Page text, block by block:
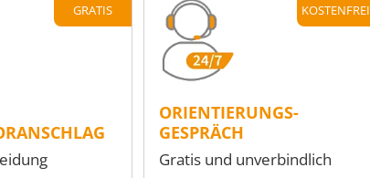
GRATIS KOSTENFREI
ORIENTIERUNGS-
GESPRÄCH
Gratis und unverbindlich